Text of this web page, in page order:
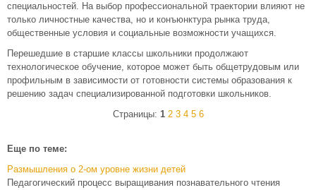
специальностей. На выбор профессиональной траектории влияют не
только личностные качества, но и конъюнктура рынка труда,
общественные условия и социальные возможности учащихся.
Перешедшие в старшие классы школьники продолжают
технологическое обучение, которое может быть общетрудовым или
профильным в зависимости от готовности системы образования к
решению задач специализированной подготовки школьников.
Страницы: 1 2 3 4 5 6
Еще по теме:
Размышления о 2-ом уровне жизни детей
Педагогический процесс выращивания познавательного чтения